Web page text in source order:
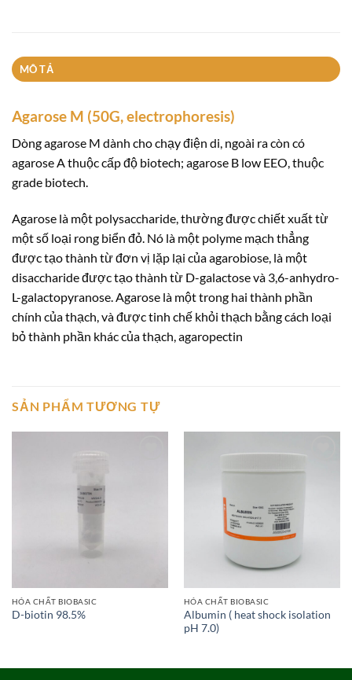
MÔ TẢ
Agarose M (50G, electrophoresis)
Dòng agarose M dành cho chạy điện di, ngoài ra còn có
agarose A thuộc cấp độ biotech; agarose B low EEO, thuộc
grade biotech.
Agarose là một polysaccharide, thường được chiết xuất từ
một số loại rong biển đỏ. Nó là một polyme mạch thẳng
được tạo thành từ đơn vị lặp lại của agarobiose, là một
disaccharide được tạo thành từ D-galactose và 3,6-anhydro-
L-galactopyranose. Agarose là một trong hai thành phần
chính của thạch, và được tinh chế khỏi thạch bằng cách loại
bỏ thành phần khác của thạch, agaropectin
SẢN PHẨM TƯƠNG TỰ
HÓA CHẤT BIOBASIC
D-biotin 98.5%
Add to
HÓA CHẤT BIOBASIC
Albumin ( heat shock isolation
pH 7.0)